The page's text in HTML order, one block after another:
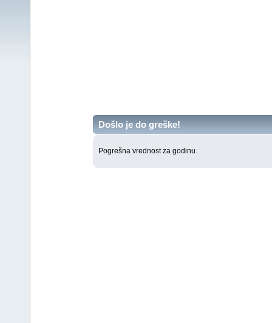
Došlo je do greške!
Pogrešna vrednost za godinu.